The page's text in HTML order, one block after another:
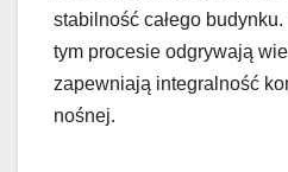
stabilność całego
tym procesie odgrywają
zapewniają integralność
nośnej.